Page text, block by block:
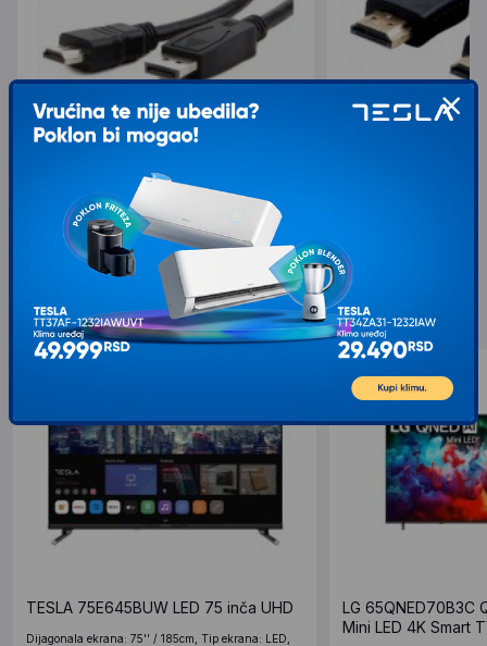
GEMBIRD DisplayPort na HDMI kabl, 1m,
749,00
sa 10% popusta
Slični proizvodi
TESLA 75E645BUW LED 75 inča UHD
Dijagonala ekrana: 75'' / 185cm, Tip ekrana: LED,
LG 65QNED70B3C
Mini LED 4K Smart